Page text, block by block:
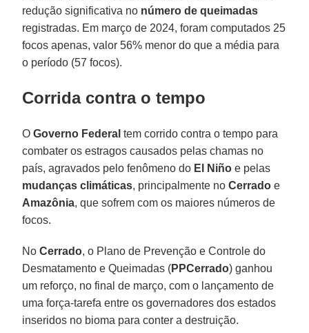
redução significativa no número de queimadas
registradas. Em março de 2024, foram computados 25
focos apenas, valor 56% menor do que a média para
o período (57 focos).
Corrida contra o tempo
OGoverno Federal tem corrido contra o tempo para
combater os estragos causados pelas chamas no
país, agravados pelo fenômeno do El Niño e pelas
mudanças climáticas, principalmente noCerrado e
Amazônia, que sofrem com os maiores números de
focos.
NoCerrado, o Plano de Prevenção e Controle do
Desmatamento e Queimadas (PPCerrado) ganhou
um reforço, no final de março, com o lançamento de
uma força-tarefa entre os governadores dos estados
inseridos no bioma para conter a destruição.